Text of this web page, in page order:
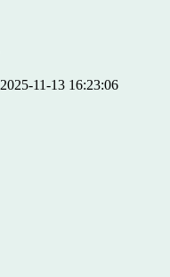
2025-11-13 16:23:06